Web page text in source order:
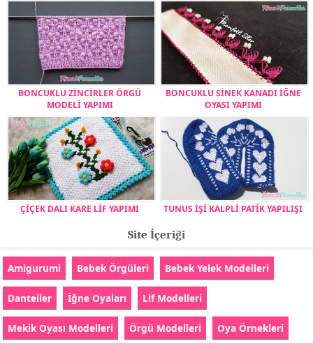
BONCUKLU ZİNCİRLER ÖRGÜ
MODELİ YAPIMI
BONCUKLU SİNEK KANADI İĞNE
OYASI YAPIMI
ÇİÇEK DALI KARE LİF YAPIMI TUNUS İŞİ KALPLİ PATİK YAPILIŞI
Site İçeriği
Amigurumi Bebek Örgüleri Bebek Yelek Modelleri
Danteller İğne Oyaları Lif Modelleri
Mekik Oyası Modelleri Örgü Modelleri Oya Örnekleri